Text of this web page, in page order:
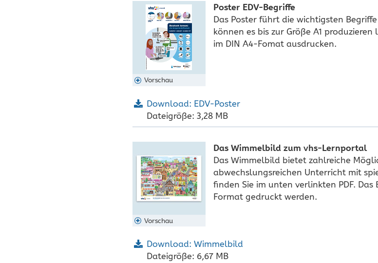
Vorschau
Poster EDV-Begriffe
Das Poster führt die wichtigsten
können es bis zur Größe A1
im DIN A4-Fomat ausdrucken.
Download: EDV-Poster
Dateigröße: 3,28 MB
Vorschau
Das Wimmelbild zum vhs-Lernportal
Das Wimmelbild bietet zahlreiche
abwechslungsreichen Unterricht mit
finden Sie im unten verlinkten PDF. Das
Format gedruckt werden.
Download: Wimmelbild
Dateigröße: 6,67 MB